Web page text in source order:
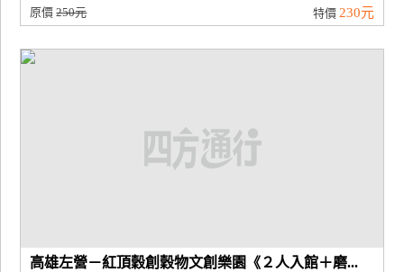
原價250元 特價 230元
高雄左營－紅頂穀創穀物文創樂園《２人入館＋磨...